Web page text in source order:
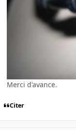
Merci d'avance.
Citer